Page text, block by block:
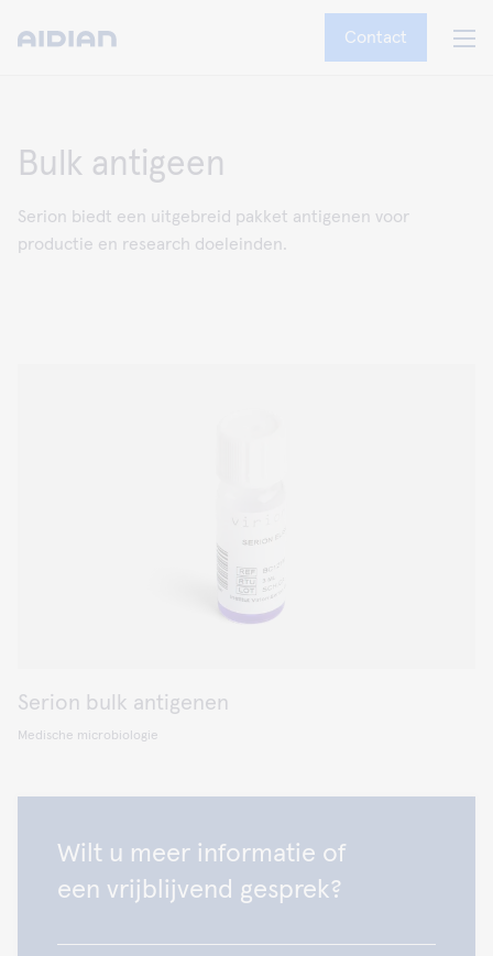
Contact
Bulk antigeen
Serion biedt een uitgebreid pakket antigenen voor
productie en research doeleinden.
Serion bulk antigenen
Medische microbiologie
Wilt u meer informatie of
een vrijblijvend gesprek?